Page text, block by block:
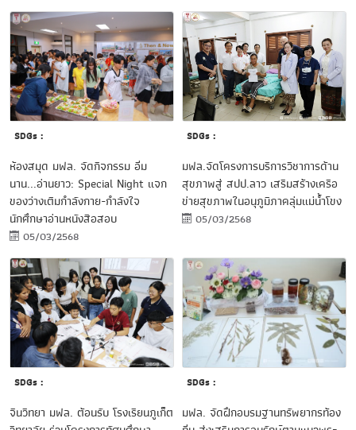
SDGs :
ห้องสมุด มฟล. จัดกิจกรรม อิ่ม
นาน...อ่านยาว: Special Night แจก
ของว่างเติมกำลังกาย-กำลังใจ
นักศึกษาอ่านหนังสือสอบ
05/03/2568
SDGs :
มฟล.จัดโครงการบริการวิชาการด้าน
สุขภาพสู่ สปป.ลาว เสริมสร้างเครือ
ข่ายสุขภาพในอนุภูมิภาคลุ่มแม่น้ำโขง
05/03/2568
SDGs :
จีนวิทยา มฟล. ต้อนรับ โรงเรียนภูเก็ต
SDGs :
มฟล. จัดฝึกอบรมฐานทรัพยากรท้อง